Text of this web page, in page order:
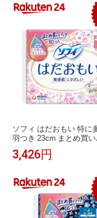
ソフィ はだおもい 特に
羽つき 23cm まとめ買
(30枚入*5袋セット)【ソ
もい】
3,426円